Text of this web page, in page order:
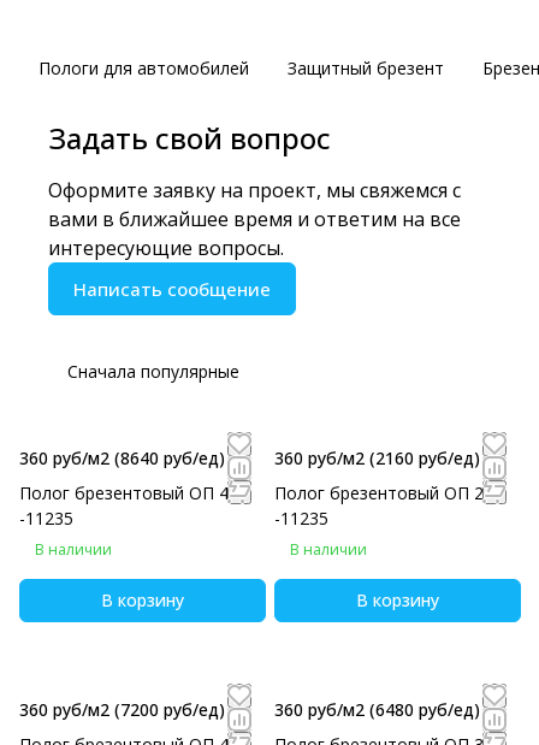
Пологи для автомобилей Защитный брезент
Задать свой вопрос
Оформите заявку на проект, мы свяжемся с
вами в ближайшее время и ответим на все
интересующие вопросы.
Написать сообщение
Сначала популярные
360 руб/м2 (8640 руб/eд)
Полог брезентовый ОП 4х6
-11235
В наличии
В корзину
360 руб/м2 (2160 руб/eд)
Полог брезентовый ОП 2х3
-11235
В наличии
В корзину
360 руб/м2 (7200 руб/eд)
360 руб/м2 (6480 руб/eд)